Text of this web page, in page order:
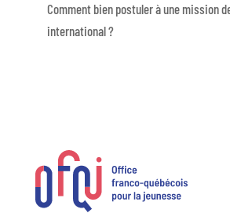
Comment bien postuler à une mission
international ?